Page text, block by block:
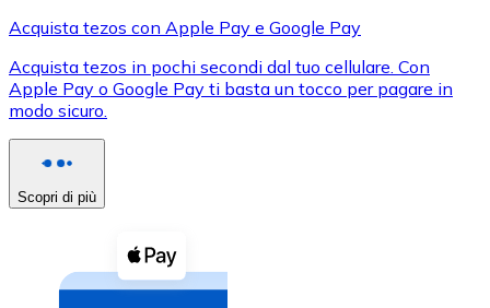
XRP
XRP
Vedi tutto
Buoni cripto
Acquista criptovalute in contanti e altri mezzi di
Acquista tezos con Apple Pay e Google Pay
Acquista tezos in pochi secondi dal tuo cellulare. Con
Apple Pay o Google Pay ti basta un tocco per pagare in
modo sicuro.
Scopri di più